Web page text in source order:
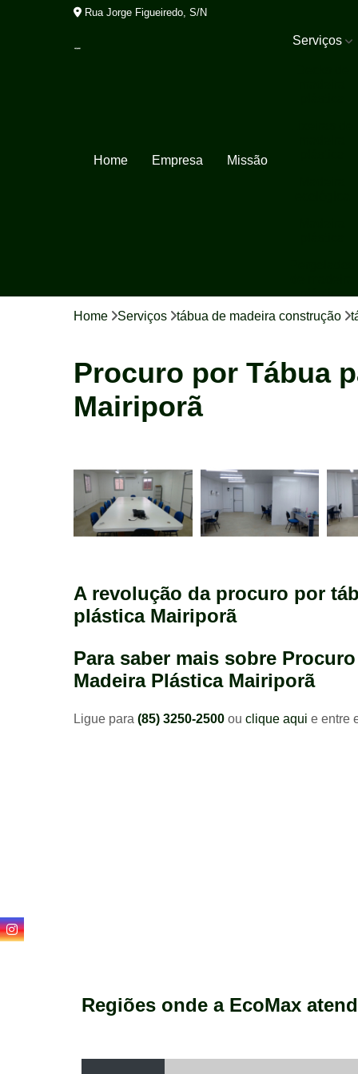
Rua Jorge Figueiredo, S/N
Home Empresa Missão
Serviços
plástica
Porta pallet
construção
Home Serviços tábua de madeira construção
Procuro por Tábua
Mairiporã
A revolução da procuro por
plástica Mairiporã
Para saber mais sobre
Madeira Plástica Mairiporã
Ligue para (85) 3250-2500 ou clique aqui e entre
Regiões onde a EcoMax